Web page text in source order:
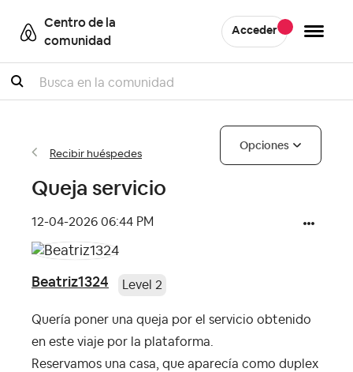
Centro de la
comunidad
Acceder
Buscar
Recibir huéspedes
Opciones
Queja servicio
‎12-04-2026 06:44 PM
Beatriz1324 Level 2
Quería poner una queja por el servicio obtenido
en este viaje por la plataforma.
Reservamos una casa, que aparecía como duplex